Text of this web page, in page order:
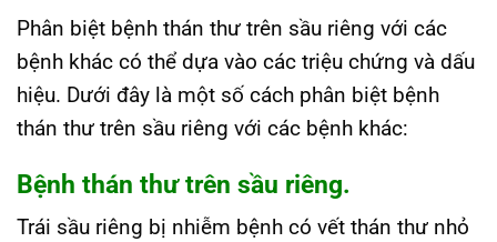
Phân biệt bệnh thán thư trên sầu riêng với các
bệnh khác có thể dựa vào các triệu chứng và dấu
hiệu. Dưới đây là một số cách phân biệt bệnh
thán thư trên sầu riêng với các bệnh khác:
Bệnh thán thư trên sầu riêng.
Trái sầu riêng bị nhiễm bệnh có vết thán thư nhỏ